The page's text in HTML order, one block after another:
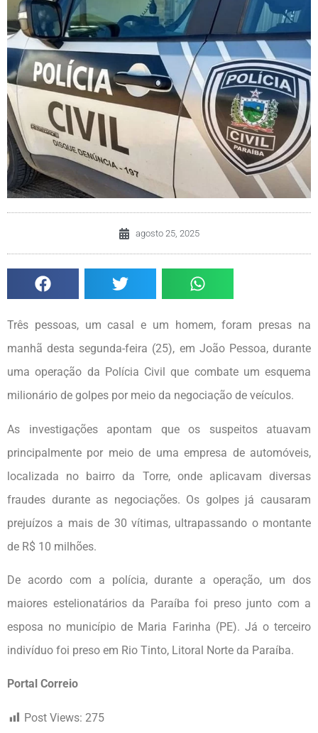
agosto 25, 2025
Três pessoas, um casal e um homem, foram presas na
manhã desta segunda-feira (25), em João Pessoa, durante
uma operação da Polícia Civil que combate um esquema
milionário de golpes por meio da negociação de veículos.
As investigações apontam que os suspeitos atuavam
principalmente por meio de uma empresa de automóveis,
localizada no bairro da Torre, onde aplicavam diversas
fraudes durante as negociações. Os golpes já causaram
prejuízos a mais de 30 vítimas, ultrapassando o montante
de R$ 10 milhões.
De acordo com a polícia, durante a operação, um dos
maiores estelionatários da Paraíba foi preso junto com a
esposa no município de Maria Farinha (PE). Já o terceiro
indivíduo foi preso em Rio Tinto, Litoral Norte da Paraíba.
Portal Correio
Post Views: 275